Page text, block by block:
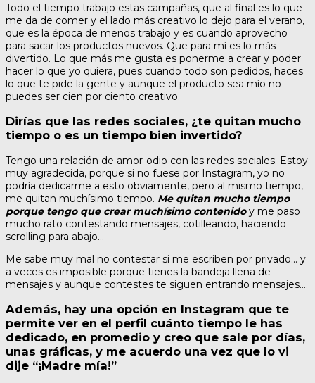
Todo el tiempo trabajo estas campañas, que al final es lo que
me da de comer y el lado más creativo lo dejo para el verano,
que es la época de menos trabajo y es cuando aprovecho
para sacar los productos nuevos. Que para mí es lo más
divertido. Lo que más me gusta es ponerme a crear y poder
hacer lo que yo quiera, pues cuando todo son pedidos, haces
lo que te pide la gente y aunque el producto sea mío no
puedes ser cien por ciento creativo.
Dirías que las redes sociales, ¿te quitan mucho
tiempo o es un tiempo bien invertido?
Tengo una relación de amor-odio con las redes sociales. Estoy
muy agradecida, porque si no fuese por Instagram, yo no
podría dedicarme a esto obviamente, pero al mismo tiempo,
me quitan muchísimo tiempo. Me quitan mucho tiempo
porque tengo que crear muchísimo contenidoy me paso
mucho rato contestando mensajes, cotilleando, haciendo
scrolling para abajo…
Me sabe muy mal no contestar si me escriben por privado… y
a veces es imposible porque tienes la bandeja llena de
mensajes y aunque contestes te siguen entrando mensajes….
Además, hay una opción en Instagram que te
permite ver en el perfil cuánto tiempo le has
dedicado, en promedio y creo que sale por días,
unas gráficas, y me acuerdo una vez que lo vi
dije “¡Madre mía!”